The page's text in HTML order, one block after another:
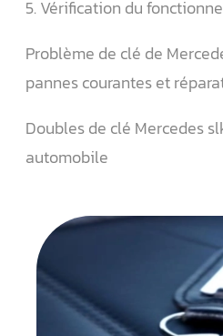
5. Vérification du
Problème de clé de
pannes courantes et
Doubles de clé Mercedes
automobile